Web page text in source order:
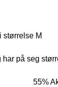
størrelse M
på seg
55%